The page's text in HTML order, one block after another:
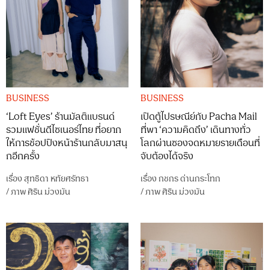
BUSINESS
‘Loft Eyes’ ร้านมัลติแบรนด์
รวมแฟชั่นดีไซเนอร์ไทย ที่อยาก
ให้การช้อปปิงหน้าร้านกลับมาสนุ
กอีกครั้ง
เรื่องสุทธิดา หทัยศรัทธา
/ภาพศิริน ม่วงมัน
BUSINESS
เปิดตู้ไปรษณีย์กับ Pacha Mail
ที่พา ‘ความคิดถึง’ เดินทางทั่ว
โลกผ่านซองจดหมายรายเดือนที่
จับต้องได้จริง
เรื่อง กชกร ด่านกระโทก
/ภาพศิริน ม่วงมัน